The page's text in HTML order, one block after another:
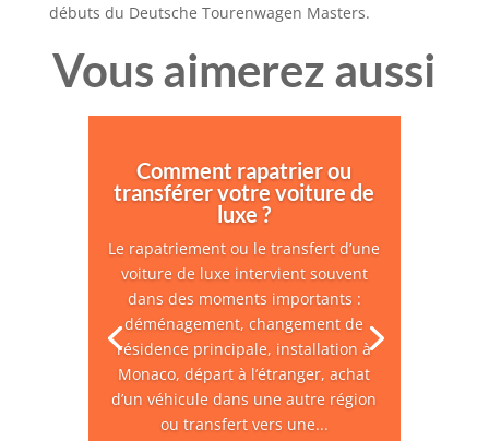
débuts du Deutsche Tourenwagen Masters.
Vous aimerez aussi
Comment rapatrier ou
transférer votre voiture de
luxe ?
Le rapatriement ou le transfert d’une
voiture de luxe intervient souvent
dans des moments importants :
déménagement, changement de
résidence principale, installation à
Monaco, départ à l’étranger, achat
d’un véhicule dans une autre région
ou transfert vers une...